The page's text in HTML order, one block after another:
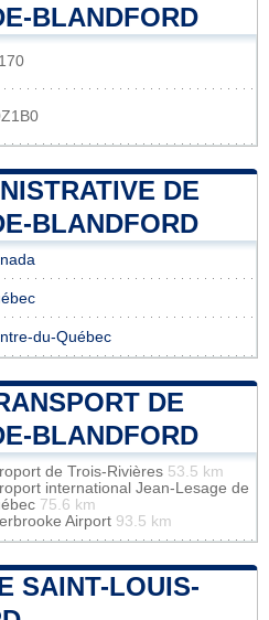
BLANDFORD
DE
BLANDFORD
du-Québec
DE
BLANDFORD
de Trois-Rivières 53.5 km
international Jean-Lesage de
75.6 km
Airport 93.5 km
SAINT-LOUIS-